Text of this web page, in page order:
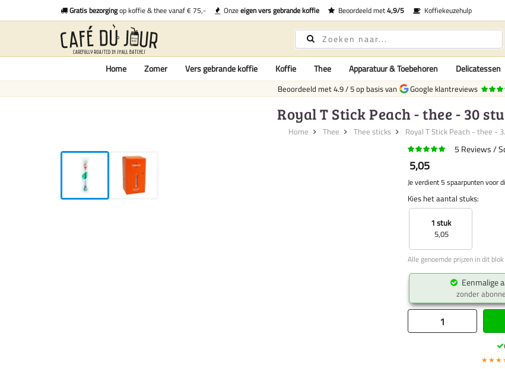
Gratis bezorgingop koffie & thee vanaf € 75,- Onzeeigen vers gebrande koffie Beoordeeld met4,9/5 Koffiekeuzehulp
Home Zomer Vers gebrande koffie Koffie Thee Apparatuur & Toebehoren Delicatessen
Beoordeeld met4.9/5op basis van Google klantreviews
Royal T Stick Peach - thee - 30
Home Thee Thee sticks Royal T Stick Peach - thee -
5 Reviews
5,05
Je verdient 5 spaarpunten voor
Kies het aantal stuks:
1 stuk
5,05
Alle genoemde prijzen in dit
Eenmalige
zonder